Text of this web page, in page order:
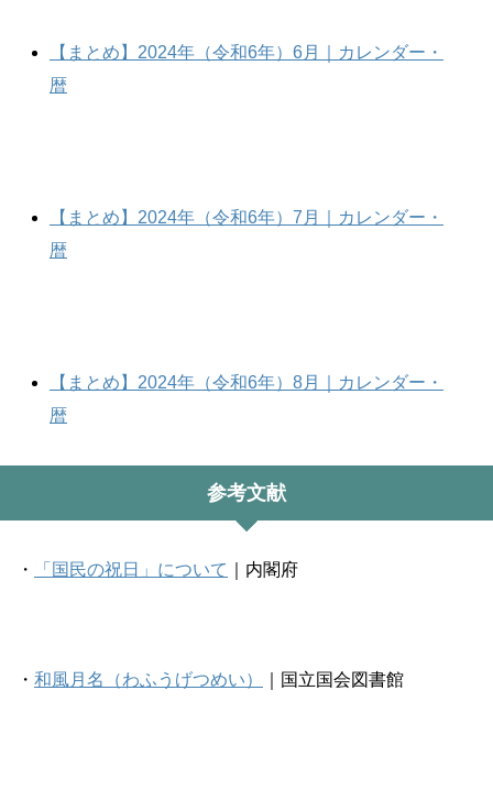
【まとめ】2024年（令和6年）6月｜カレンダー・
暦
【まとめ】2024年（令和6年）7月｜カレンダー・
暦
【まとめ】2024年（令和6年）8月｜カレンダー・
暦
参考文献
・ 「国民の祝日」について ｜内閣府
・ 和風月名（わふうげつめい） ｜国立国会図書館